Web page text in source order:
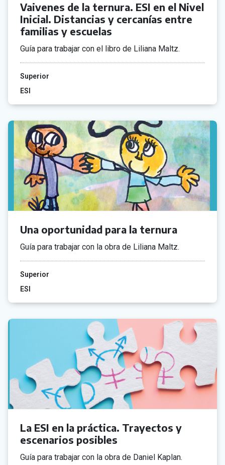
Vaivenes de la ternura. ESI en el Nivel
Inicial. Distancias y cercanías entre
familias y escuelas
Guía para trabajar con el libro de Liliana Maltz.
Superior
ESI
Una oportunidad para la ternura
Guía para trabajar con la obra de Liliana Maltz.
Superior
ESI
La ESI en la práctica. Trayectos y
escenarios posibles
Guía para trabajar con la obra de Daniel Kaplan.